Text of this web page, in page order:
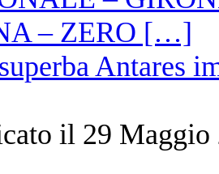
Antares
il 29 Maggio